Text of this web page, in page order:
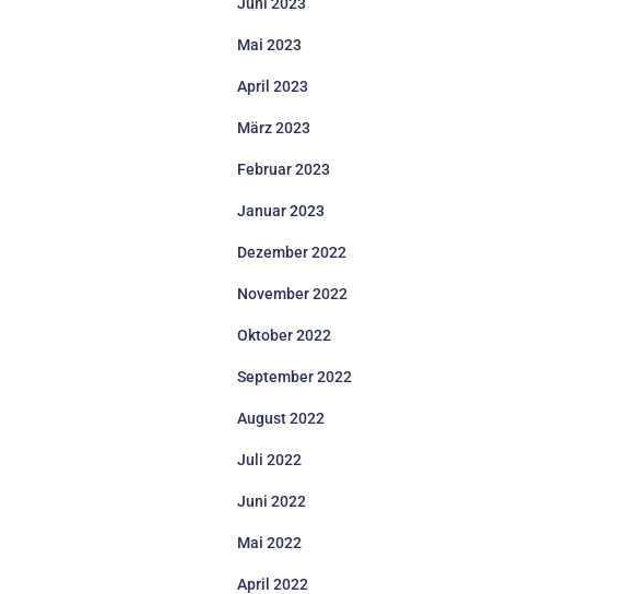
Mai 2023
April 2023
März 2023
Februar 2023
Januar 2023
Dezember 2022
November 2022
Oktober 2022
September 2022
August 2022
Juli 2022
Juni 2022
Mai 2022
April 2022